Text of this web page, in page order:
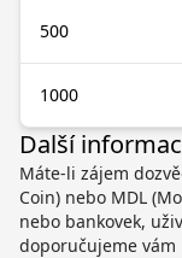
500
1000
Další
Máte-li zájem
Coin) nebo MDL
nebo bankovek,
doporučujeme vám